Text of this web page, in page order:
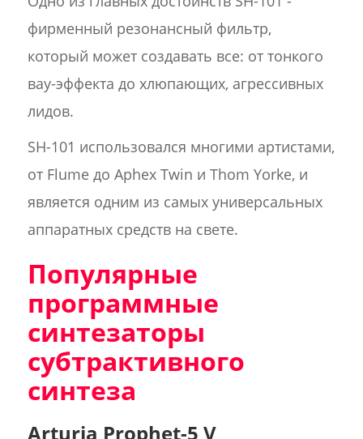
фирменный резонансный фильтр,
который может создавать все: от тонкого
вау-эффекта до хлюпающих, агрессивных
лидов.
SH-101 использовался многими артистами,
от Flume до Aphex Twin и Thom Yorke, и
является одним из самых универсальных
аппаратных средств на свете.
Популярные
программные
синтезаторы
субтрактивного
синтеза
Arturia Prophet-5 V